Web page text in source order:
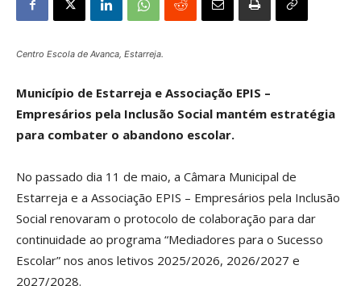
Centro Escola de Avanca, Estarreja.
Município de Estarreja e Associação EPIS –
Empresários pela Inclusão Social mantém estratégia
para combater o abandono escolar.
No passado dia 11 de maio, a Câmara Municipal de
Estarreja e a Associação EPIS – Empresários pela Inclusão
Social renovaram o protocolo de colaboração para dar
continuidade ao programa “Mediadores para o Sucesso
Escolar” nos anos letivos 2025/2026, 2026/2027 e
2027/2028.